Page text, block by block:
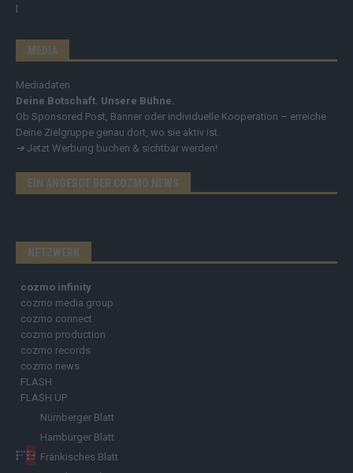
MEDIA
Mediadaten
Deine Botschaft. Unsere Bühne.
Ob Sponsored Post, Banner oder individuelle Kooperation – erreiche
Deine Zielgruppe genau dort, wo sie aktiv ist.
➔ Jetzt Werbung buchen & sichtbar werden!
EIN ANGEBOT DER COZMO NEWS
NETZWERK
cozmo infinity
cozmo media group
cozmo connect
cozmo production
cozmo records
cozmo news
FLASH
FLASH UP
Nürnberger Blatt
Hamburger Blatt
Fränkisches Blatt